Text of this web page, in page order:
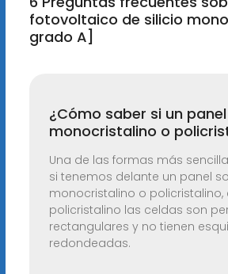
fotovoltaico de silicio
grado A]
¿Cómo saber si un
monocristalino o
Una de las formas más
si tenemos delante un panel
monocristalino o policristalino,
policristalino las celdas son
rectangulares y no tienen
redondeadas.